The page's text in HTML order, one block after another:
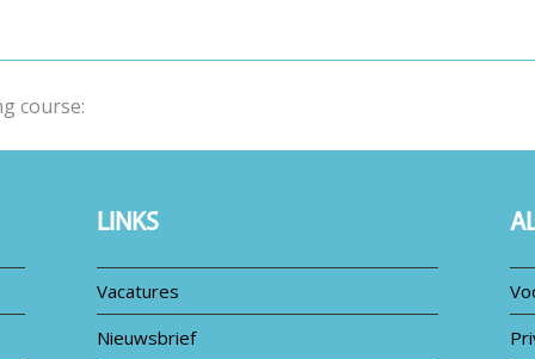
course:
LINKS
Vacatures
Nieuwsbrief